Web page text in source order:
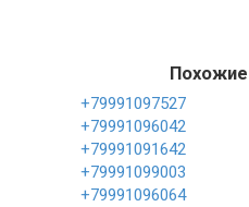
+79991097527
+79991096042
+79991091642
+79991099003
+79991096064